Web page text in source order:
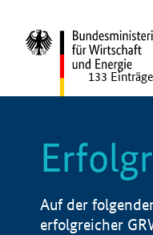
133 Einträge
Auf der
erfolgreicher